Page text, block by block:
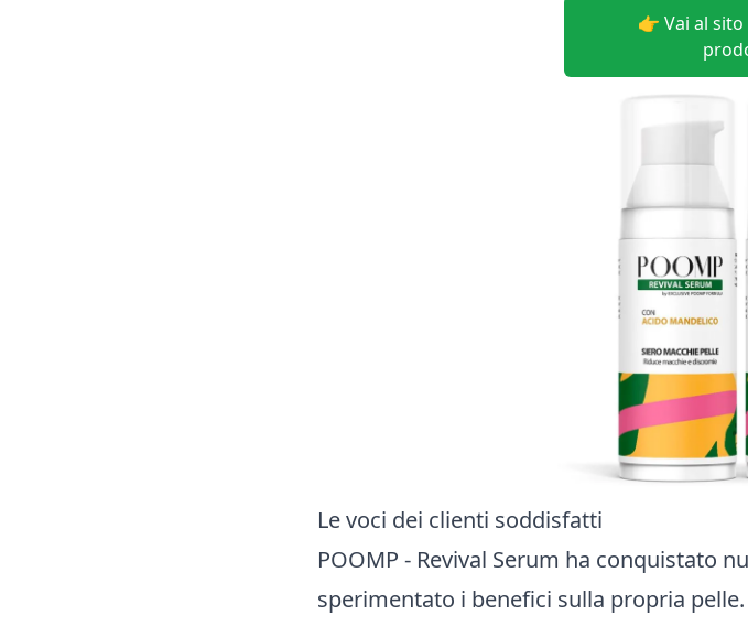
👉 Vai al
Le voci dei clienti soddisfatti
POOMP - Revival Serum ha conquistato
sperimentato i benefici sulla propria